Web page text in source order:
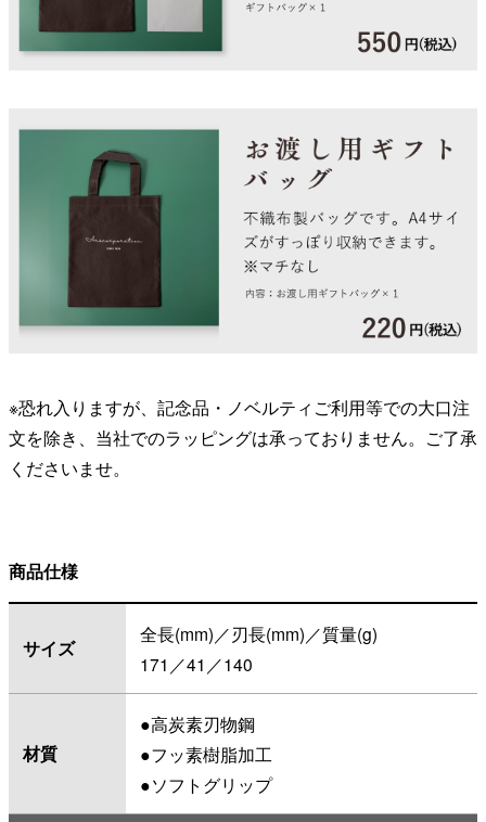
※恐れ入りますが、記念品・ノベルティご利用等での大口注
文を除き、当社でのラッピングは承っておりません。ご了承
くださいませ。
商品仕様
サイズ
全長(mm)／刃長(mm)／質量(g)
171／41／140
材質
●高炭素刃物鋼
●フッ素樹脂加工
●ソフトグリップ